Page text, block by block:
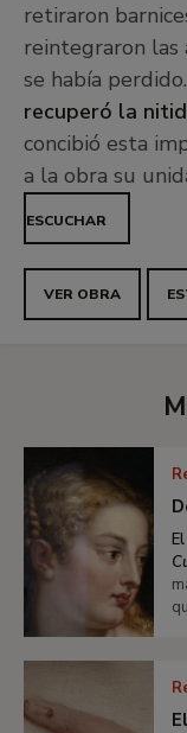
retiraron
reintegraron las
se había
recuperó la
concibió esta
a la obra su
ESCUCHAR
VER OBRA